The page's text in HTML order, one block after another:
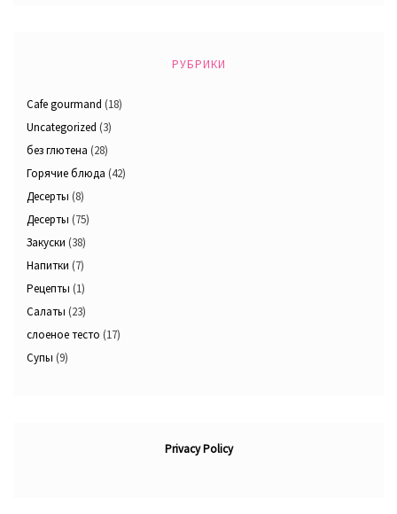
РУБРИКИ
Cafe gourmand (18)
Uncategorized (3)
без глютена (28)
Горячие блюда (42)
Десерты (8)
Десерты (75)
Закуски (38)
Напитки (7)
Рецепты (1)
Салаты (23)
слоеное тесто (17)
Супы (9)
Privacy Policy